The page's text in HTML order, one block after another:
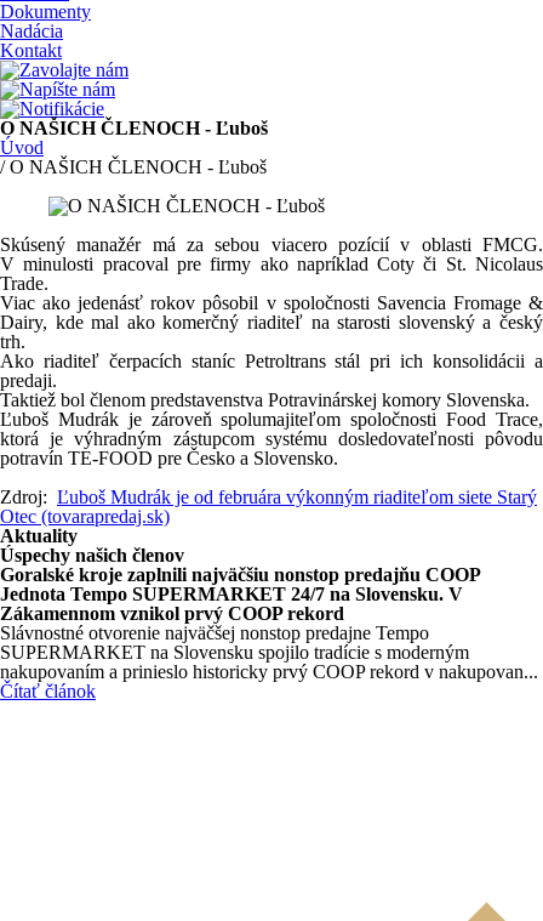
Dokumenty
Nadácia
Kontakt
O NAŠICH ČLENOCH - Ľuboš
Úvod
/ O NAŠICH ČLENOCH - Ľuboš
Skúsený manažér má za sebou viacero pozícií v oblasti FMCG.
V minulosti pracoval pre firmy ako napríklad Coty či St. Nicolaus
Trade.
Viac ako jedenásť rokov pôsobil v spoločnosti Savencia Fromage &
Dairy, kde mal ako komerčný riaditeľ na starosti slovenský a český
trh.
Ako riaditeľ čerpacích staníc Petroltrans stál pri ich konsolidácii a
predaji.
Taktiež bol členom predstavenstva Potravinárskej komory Slovenska.
Ľuboš Mudrák je zároveň spolumajiteľom spoločnosti Food Trace,
ktorá je výhradným zástupcom systému dosledovateľnosti pôvodu
potravín TE-FOOD pre Česko a Slovensko.
Zdroj: Ľuboš Mudrák je od februára výkonným riaditeľom siete Starý
Otec (tovarapredaj.sk)
Aktuality
Úspechy našich členov
Goralské kroje zaplnili najväčšiu nonstop predajňu COOP
Jednota Tempo SUPERMARKET 24/7 na Slovensku. V
Zákamennom vznikol prvý COOP rekord
Slávnostné otvorenie najväčšej nonstop predajne Tempo
SUPERMARKET na Slovensku spojilo tradície s moderným
nakupovaním a prinieslo historicky prvý COOP rekord v nakupovan...
Čítať článok